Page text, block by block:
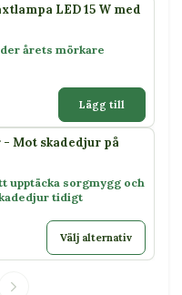
LED 15 W med
årets mörkare
Lägg till
Mot skadedjur på
upptäcka sorgmygg och
tidigt
Välj alternativ